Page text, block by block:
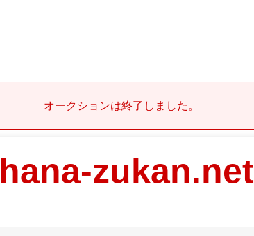
オークションは終了しました。
hana-zukan.net